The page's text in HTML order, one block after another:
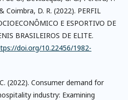
Coimbra, D. R. (2022). PERFIL
E ESPORTIVO DE
BRASILEIROS DE ELITE.
doi.org/10.22456/1982-
(2022). Consumer demand for
industry: Examining